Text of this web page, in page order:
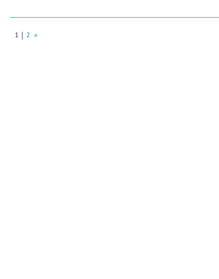
1 2 »